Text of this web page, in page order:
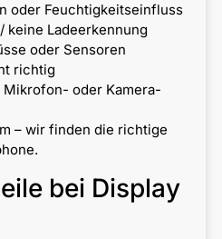
oder Feuchtigkeitseinfluss
keine Ladeerkennung
oder Sensoren
richtig
oder Kamera-
– wir finden die richtige
bei Display